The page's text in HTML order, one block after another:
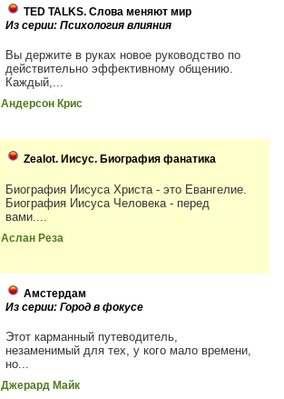
TED TALKS. Слова меняют мир
Из серии: Психология влияния
Вы держите в руках новое руководство по
действительно эффективному общению.
Каждый,...
Андерсон Крис
Zealot. Иисус. Биография фанатика
Биография Иисуса Христа - это Евангелие.
Биография Иисуса Человека - перед
вами....
Аслан Реза
Амстердам
Из серии: Город в фокусе
Этот карманный путеводитель,
незаменимый для тех, у кого мало времени,
но...
Джерард Майк